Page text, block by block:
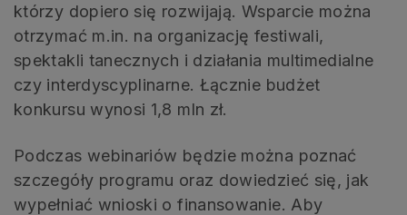
którzy dopiero się rozwijają. Wsparcie można
otrzymać m.in. na organizację festiwali,
spektakli tanecznych i działania multimedialne
czy interdyscyplinarne. Łącznie budżet
konkursu wynosi 1,8 mln zł.
Podczas webinariów będzie można poznać
szczegóły programu oraz dowiedzieć się, jak
wypełniać wnioski o finansowanie. Aby